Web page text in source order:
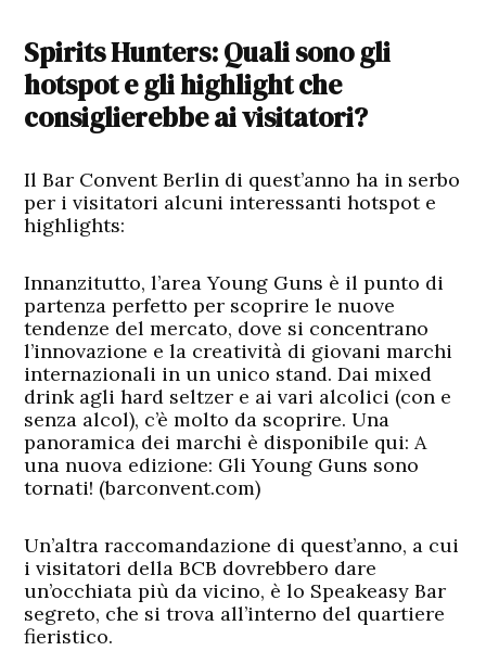
Spirits Hunters:Quali sono gli
hotspot e gli highlight che
consiglierebbe ai visitatori?
Il Bar Convent Berlin di quest’anno ha in serbo
per i visitatori alcuni interessanti hotspot e
highlights:
Innanzitutto, l’area Young Guns è il punto di
partenza perfetto per scoprire le nuove
tendenze del mercato, dove si concentrano
l’innovazione e la creatività di giovani marchi
internazionali in un unico stand. Dai mixed
drink agli hard seltzer e ai vari alcolici (con e
senza alcol), c’è molto da scoprire. Una
panoramica dei marchi è disponibile qui: A
una nuova edizione: Gli Young Guns sono
tornati! (barconvent.com)
Un’altra raccomandazione di quest’anno, a cui
i visitatori della BCB dovrebbero dare
un’occhiata più da vicino, è lo Speakeasy Bar
segreto, che si trova all’interno del quartiere
fieristico.